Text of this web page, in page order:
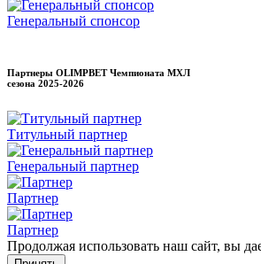
Генеральный спонсор
Партнеры OLIMPBET Чемпионата МХЛ
сезона 2025-2026
Титульный партнер
Генеральный партнер
Партнер
Партнер
Продолжая использовать наш сайт, вы